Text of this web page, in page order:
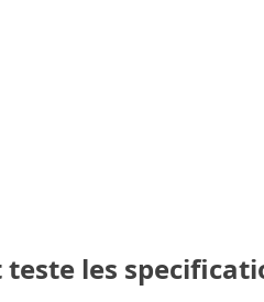
teste les